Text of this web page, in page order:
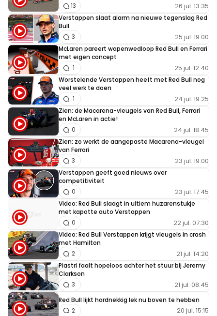
26 jul. 13:35
13
Verstappen slaat alarm na nieuwe tegenslag Red
Bull
25 jul. 19:00
3
McLaren pareert wapenwedloop Red Bull en Ferrari
met eigen concept
25 jul. 12:40
1
Worstelende Verstappen heeft met Red Bull nog
veel werk te doen
24 jul. 19:25
1
Zien: de Macarena-vleugels van Red Bull, Ferrari
en McLaren in actie!
24 jul. 18:45
0
Zien: zo werkt de aangepaste Macarena-vleugel
van Ferrari
23 jul. 19:00
3
Verstappen geeft goed nieuws over
competitiviteit
23 jul. 17:45
0
Video: Red Bull slaagt in ultiem huzarenstukje
met kapotte auto Verstappen
22 jul. 07:30
0
Video: Red Bull Verstappen krijgt vleugels in crash
met Hamilton
21 jul. 14:20
2
Piastri faalt hopeloos achter het stuur bij Jeremy
Clarkson
21 jul. 08:45
3
Red Bull lijkt hardnekkig lek nu boven te hebben
20 jul. 15:15
2